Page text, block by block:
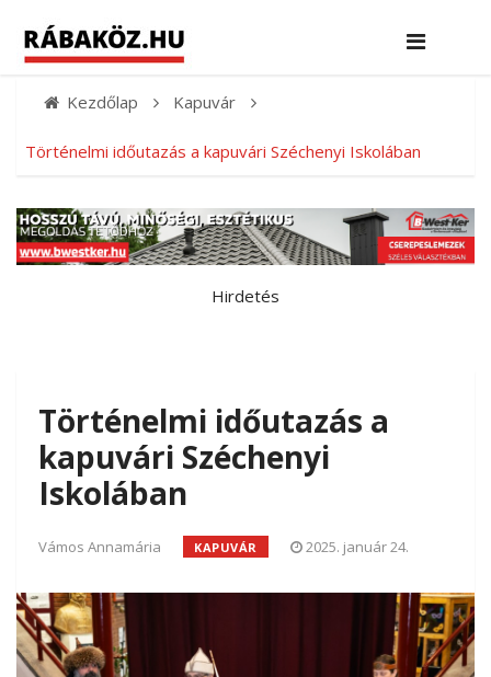
Kezdőlap Kapuvár
Történelmi időutazás a kapuvári Széchenyi Iskolában
Hirdetés
Történelmi időutazás a
kapuvári Széchenyi
Iskolában
Vámos Annamária KAPUVÁR 2025. január 24.